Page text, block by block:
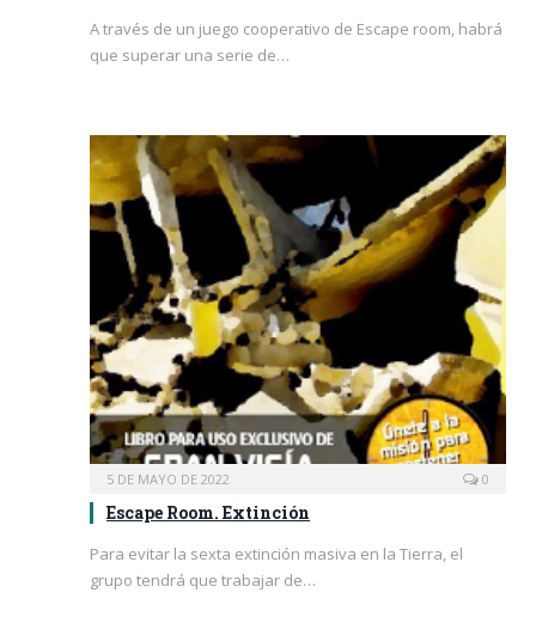
A través de un juego cooperativo de Escape room, habrá
que superar una serie de…
5 DE MAYO DE 2022 0
Escape Room. Extinción
Para evitar la sexta extinción masiva en la Tierra, el
grupo tendrá que trabajar de…